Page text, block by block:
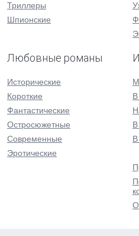
Триллеры
Шпионские
Любовные романы
Исторические
Короткие
Фантастические
Остросюжетные
Современные
Эротические
В